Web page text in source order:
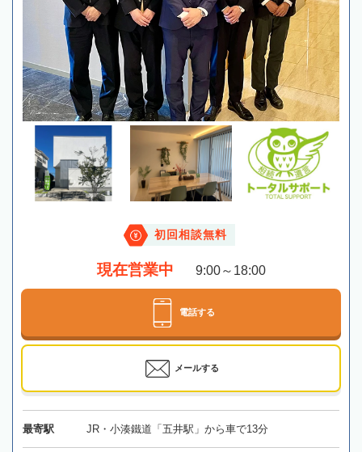
初回相談無料
現在営業中 9:00～18:00
電話する
メールする
最寄駅 JR・小湊鐵道「五井駅」から車で13分